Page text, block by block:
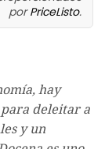
porPriceListo.
hay
deleitar a
y un